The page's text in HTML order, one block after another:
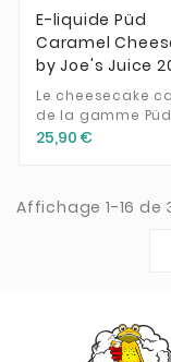
E-liquide Püd
Caramel
by Joe's Juice
Le cheesecake
de la gamme Püd
25,90 €
Affichage 1-16 de